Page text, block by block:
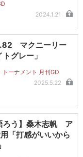
2024.1.21
マクニーリー
グレー」
トーナメント 月刊GD
2025.5.22
ろう】桑木志帆 ア
「打感がいいから